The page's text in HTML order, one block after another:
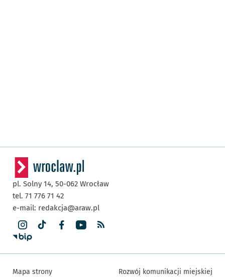
pl. Solny 14, 50-062 Wrocław
tel. 71 776 71 42
e-mail: redakcja@araw.pl
Mapa strony Rozwój komunikacji miejskiej